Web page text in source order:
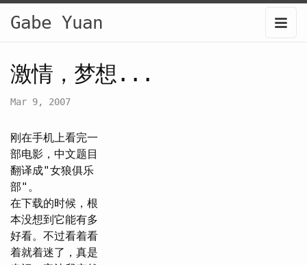
Gabe Yuan
激情，梦想...
Mar 9, 2007
刚在手机上看完一
部电影，中文题目
翻译成"女狼俱乐
部"。
在下载的时候，根
本没想到它能有多
好看。不过看着看
着就着迷了，真是